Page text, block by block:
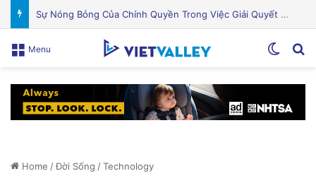
Khám Phá Máy Đào Hầm Nổ Đá Đầu Tiên Trên Thế Giới: Bước Đột Phá Trong Công Nghệ Xây Dựng
Menu
Home /Đời Sống /Technology